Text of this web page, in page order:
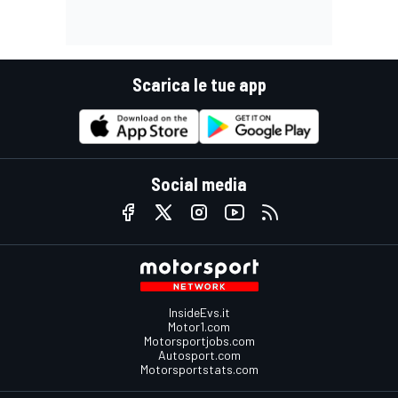
Scarica le tue app
Social media
InsideEvs.it
Motor1.com
Motorsportjobs.com
Autosport.com
Motorsportstats.com